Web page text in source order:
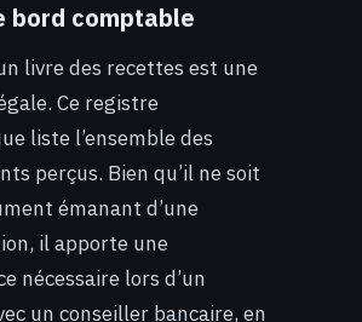
bord comptable
livre des recettes est une
Ce registre
liste l’ensemble des
perçus. Bien qu’il ne soit
émanant d’une
il apporte une
nécessaire lors d’un
un conseiller bancaire, en